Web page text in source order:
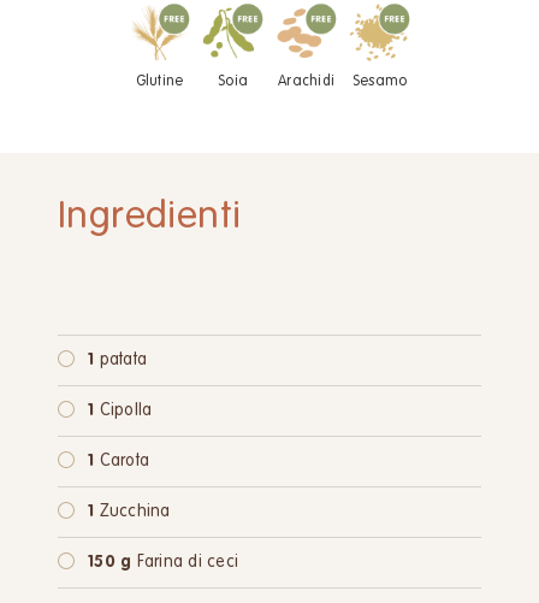
Glutine Soia Arachidi Sesamo
Ingredienti
1 patata
1 Cipolla
1 Carota
1 Zucchina
150 g Farina di ceci